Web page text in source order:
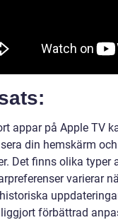
appar på Apple TV
din hemskärm
Det finns olika typer
varierar
förbättrad